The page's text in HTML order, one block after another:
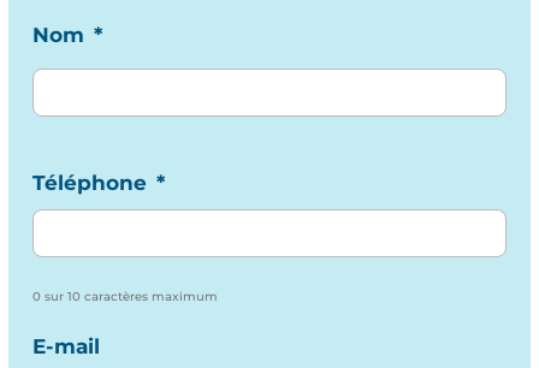
Nom *
Téléphone *
0 sur 10 caractères maximum
E-mail